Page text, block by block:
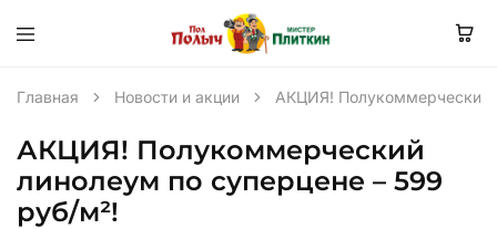
Главная Новости и акции АКЦИЯ! Полукоммерческий
АКЦИЯ! Полукоммерческий
линолеум по суперцене – 599
руб/м²!